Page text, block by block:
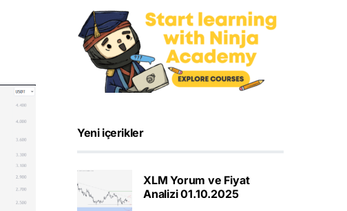
Yeni içerikler
XLM Yorum ve Fiyat
Analizi 01.10.2025